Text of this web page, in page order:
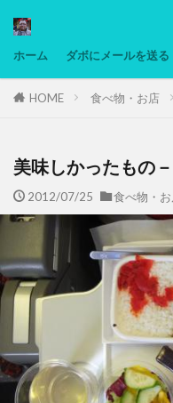
ホーム ダボにメールを送る
HOME 食べ物・お店
美味しかったもの
2012/07/25 食べ物・
タグ
マレーシア動画
備忘録
動画